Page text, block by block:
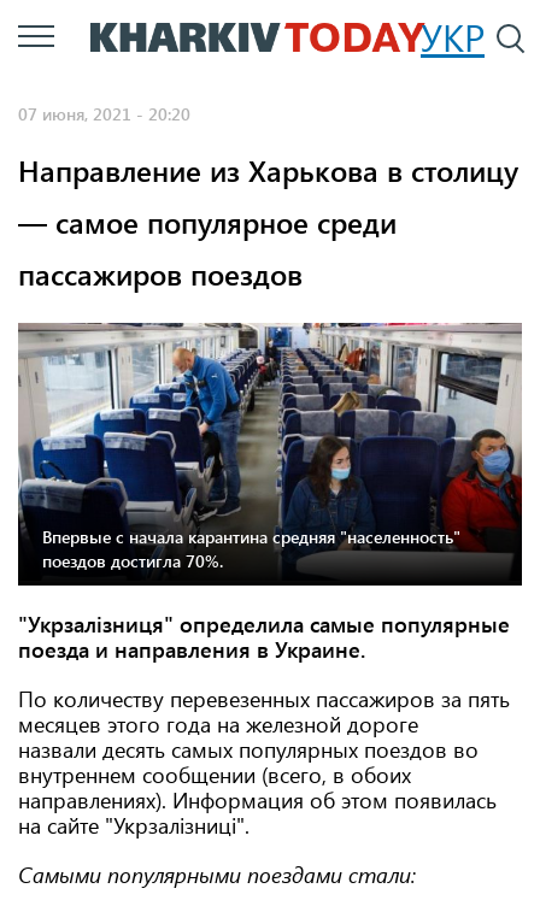
Перейти
к
УКР
07 июня, 2021 - 20:20
Направление из Харькова в столицу
— самое популярное среди
пассажиров поездов
Впервые с начала карантина средняя "населенность"
поездов достигла 70%.
"Укрзалізниця" определила самые популярные
поезда и направления в Украине.
По количеству перевезенных пассажиров за пять
месяцев этого года на железной дороге
назвали десять самых популярных поездов во
внутреннем сообщении (всего, в обоих
направлениях). Информация об этом появилась
на сайте "Укрзалізниці".
Самыми популярными поездами стали: